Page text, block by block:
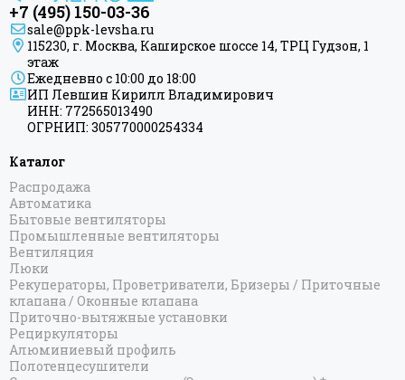
+7 (495) 150-03-36
sale@ppk-levsha.ru
115230, г. Москва, Каширское шоссе 14, ТРЦ Гудзон, 1
этаж
Ежедневно с 10:00 до 18:00
ИП Левшин Кирилл Владимирович
ИНН: 772565013490
ОГРНИП: 305770000254334
Каталог
Распродажа
Автоматика
Бытовые вентиляторы
Промышленные вентиляторы
Вентиляция
Люки
Рекуператоры, Проветриватели, Бризеры / Приточные
клапана / Оконные клапана
Приточно-вытяжные установки
Рециркуляторы
Алюминиевый профиль
Полотенцесушители